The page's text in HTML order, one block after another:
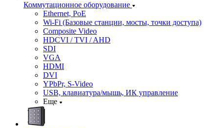
Коммутационное оборудование
Ethernet, PoE
Wi-Fi (Базовые станции, мосты, точки доступа)
Composite Video
HDCVI / TVI / AHD
SDI
VGA
HDMI
DVI
YPbPr, S-Video
USB, клавиатура/мышь, ИК управление
Еще